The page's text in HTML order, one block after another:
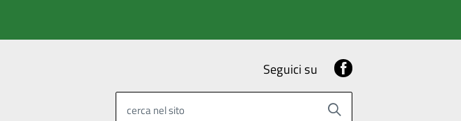
Seguici su
cerca nel sito